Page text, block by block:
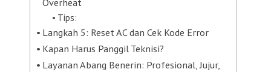
Tips:
Langkah 5: Reset AC dan Cek Kode Error
Kapan Harus Panggil Teknisi?
Layanan Abang Benerin: Profesional, Jujur,